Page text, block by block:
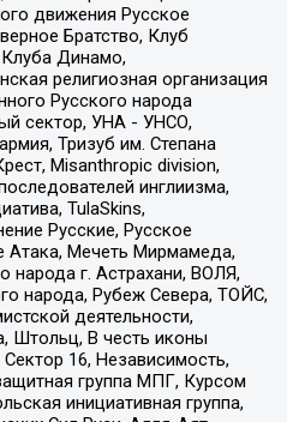
движения Русское
Братство, Клуб
Динамо,
религиозная организация
Русского народа
сектор, УНА - УНСО,
Тризуб им. Степана
Misanthropic division,
инглиизма,
TulaSkins,
Русские, Русское
Атака, Мечеть Мирмамеда,
народа г. Астрахани, ВОЛЯ,
народа, Рубеж Севера, ТОЙС,
деятельности,
Штольц, В честь иконы
16, Независимость,
группа МПГ, Курсом
инициативная группа,